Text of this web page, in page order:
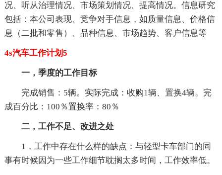
况、听从治理情况、市场策划情况、提高情况。信息研究
包括：本公司表现、竞争对手信息，如质量信息、价格信
息（二批和零售）、品种信息、市场趋势、客户信息等
4s汽车工作计划5
一，季度的工作目标
完成销售：5辆。实际完成：收购1辆、置换4辆。完
成百分比：100％置换率：80％
二，工作不足、改进之处
1，工作中存在什么样的缺点：与轻型卡车部门的同
事有时候因为一些工作细节耽搁太多时间，工作效率低。